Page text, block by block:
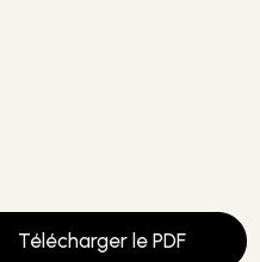
Télécharger le PDF